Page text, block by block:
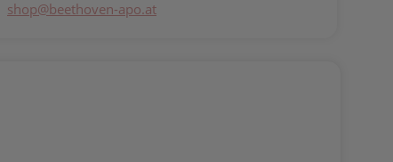
shop@beethoven-apo.at